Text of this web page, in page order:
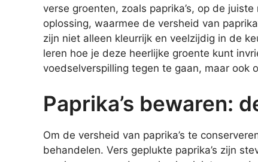
verse groenten, zoals paprika’s, op de
oplossing, waarmee de versheid van
zijn niet alleen kleurrijk en veelzijdig in de
leren hoe je deze heerlijke groente kunt
voedselverspilling tegen te gaan, maar ook
Paprika’s bewaren:
Om de versheid van paprika’s te
behandelen. Vers geplukte paprika’s zijn